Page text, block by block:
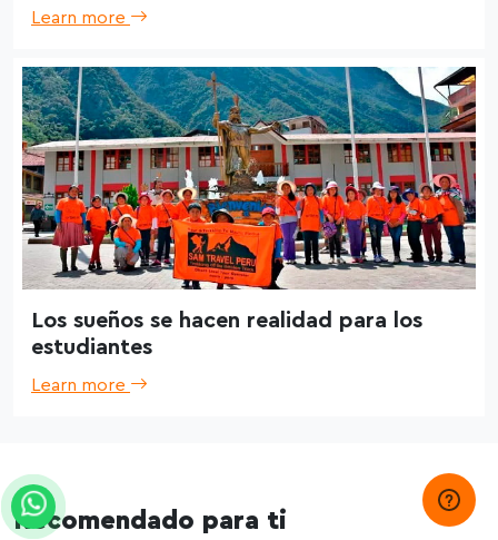
Learn more
Los sueños se hacen realidad para los
estudiantes
Learn more
Recomendado para ti